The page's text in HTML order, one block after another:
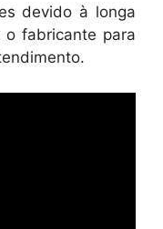
devido à longa
o fabricante para